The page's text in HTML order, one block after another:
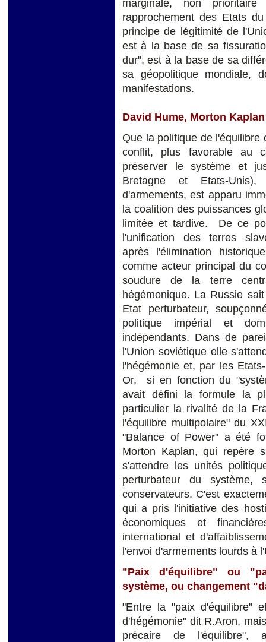
marginale, non
rapprochement des Etats
principe de légitimité de
est à la base de sa
dur", est à la base de sa
sa géopolitique mondiale,
manifestations.
David Hume, Morton
Que la politique de l'équilibre
conflit, plus favorable au
préserver le système et
Bretagne et Etats-
d'armements, est apparu
la coalition des puissances
limitée et tardive. De ce
l'unification des terres
après l'élimination
comme acteur principal du
soudure de la terre
hégémonique. La Russie
Etat perturbateur,
politique impérial et
indépendants. Dans de
l'Union soviétique elle
l'hégémonie et, par les
Or, si en fonction du
avait défini la formule la
particulier la rivalité de la
l'équilibre multipolaire" du
"Balance of Power" a été
Morton Kaplan, qui repère
s'attendre les unités
perturbateur du
conservateurs. C'est
qui a pris l'initiative des
économiques et
international et
l'envoi d'armements lourds à
"Paix d'équilibre" ou
système, ou changement
"Entre la "paix d'équilibre"
d'hégémonie" dit R.Aron,
précaire de l'équilibre",